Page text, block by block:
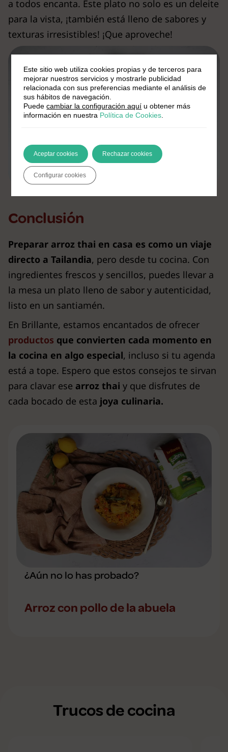
a todos encanta. Este plato no solo es un deleite
para la vista, ¡también está lleno de sabores y
texturas irresistibles! ¡Que aproveche!
Conclusión
Preparar arroz thai en casa es como un viaje
directo a Tailandia, pero desde tu cocina. Con
ingredientes frescos y sencillos, puedes llevar a
la mesa un plato lleno de sabor y autenticidad,
listo en un santiamén.
En Brillante, estamos encantados de ofrecer
productos que convierten cada momento en
la cocina en algo especial, incluso si tu agenda
está a tope. Espero que estos consejos te sirvan
para clavar ese arroz thai y que disfrutes de
cada bocado de esta joya culinaria.
¿Aún no lo has probado?
Arroz con pollo de la abuela
Trucos de cocina
Este sitio web utiliza cookies propias y de terceros para
mejorar nuestros servicios y mostrarle publicidad
relacionada con sus preferencias mediante el análisis de
sus hábitos de navegación.
Puedecambiar la configuración aquí u obtener más
información en nuestra Política de Cookies
Aceptar cookies Rechazar cookies
Configurar cookies